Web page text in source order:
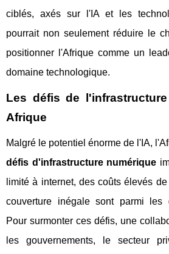
ciblés, axés sur l'IA et les
pourrait non seulement réduire le
positionner l'Afrique comme un
domaine technologique.
Les défis de
Afrique
Malgré le potentiel énorme de l'IA,
défis d'infrastructure numérique
limité à internet, des coûts élevés
couverture inégale sont parmi les
Pour surmonter ces défis, une
les gouvernements, le secteur